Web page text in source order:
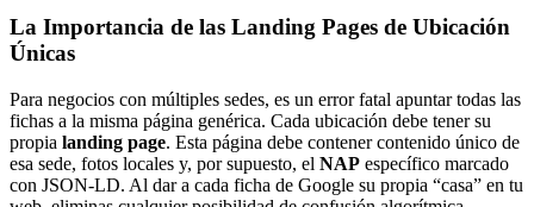
La Importancia de las Landing Pages de Ubicación
Únicas
Para negocios con múltiples sedes, es un error fatal apuntar todas las
fichas a la misma página genérica. Cada ubicación debe tener su
propia landing page. Esta página debe contener contenido único de
esa sede, fotos locales y, por supuesto, el NAP específico marcado
con JSON-LD. Al dar a cada ficha de Google su propia “casa” en tu